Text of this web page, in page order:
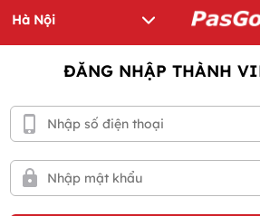
ĐĂNG NHẬP THÀNH